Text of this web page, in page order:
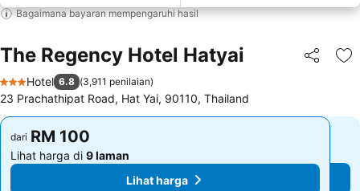
Bagaimana bayaran mempengaruhi hasil
The Regency Hotel Hatyai Kongsi
3 Bintang
Hotel 6.8 (3,911 penilaian)
23 Prachathipat Road, Hat Yai, 90110, Thailand
dari RM 100
Lihat harga di 9 laman
Lihat harga
dari RM 100
Lihat harga di 9 laman
Lihat harga